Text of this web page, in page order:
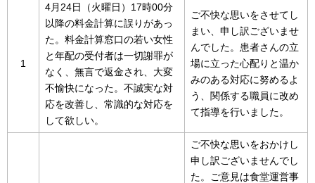
1
4月24日（火曜日）17時00分
以降の料金計算に誤りがあっ
た。料金計算窓口の若い女性
と年配の受付者は一切謝罪が
なく、無言で返金され、大変
不愉快になった。不誠実な対
応を改善し、常識的な対応を
して欲しい。
ご不快な思いをさせてし
まい、申し訳ございませ
んでした。患者さんの立
場に立った心配りと温か
みのある対応に努めるよ
う、関係する職員に改め
て指導を行いました。
ご不快な思いをおかけし
申し訳ございませんでし
た。ご意見は食堂運営事